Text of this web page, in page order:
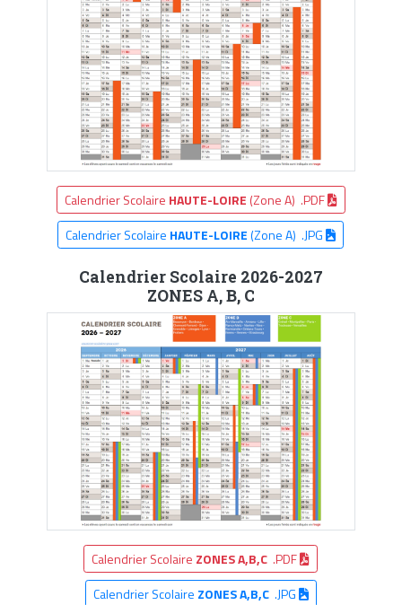
Calendrier Scolaire HAUTE-LOIRE (Zone A) .PDF
Calendrier Scolaire HAUTE-LOIRE(Zone A) .JPG
Calendrier Scolaire 2026-2027
ZONES A, B, C
Calendrier Scolaire ZONES A,B,C .PDF
Calendrier Scolaire ZONES A,B,C.JPG